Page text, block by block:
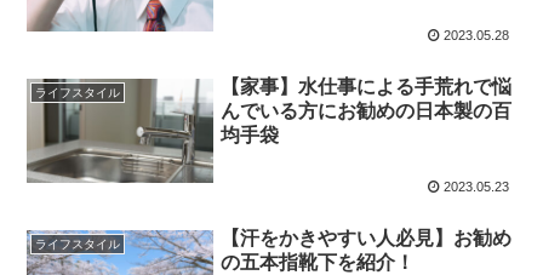
2023.05.28
ライフスタイル
【家事】水仕事による手荒れで悩
んでいる方にお勧めの日本製の百
均手袋
2023.05.23
ライフスタイル
【汗をかきやすい人必見】お勧め
の五本指靴下を紹介！